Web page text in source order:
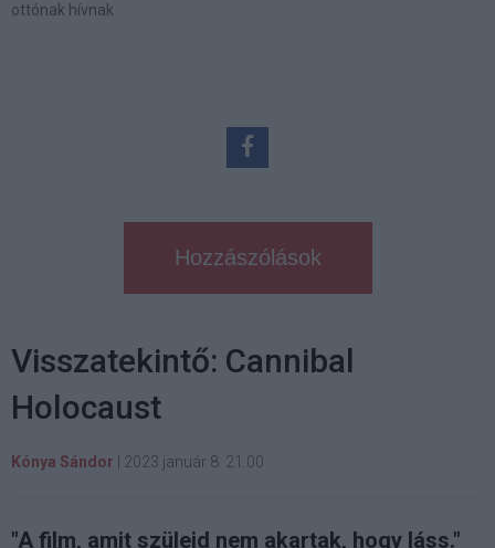
ottónak hívnak
Hozzászólások
Visszatekintő: Cannibal
Holocaust
Kónya Sándor 2023 január 8. 21:00
"A film, amit szüleid nem akartak, hogy láss."